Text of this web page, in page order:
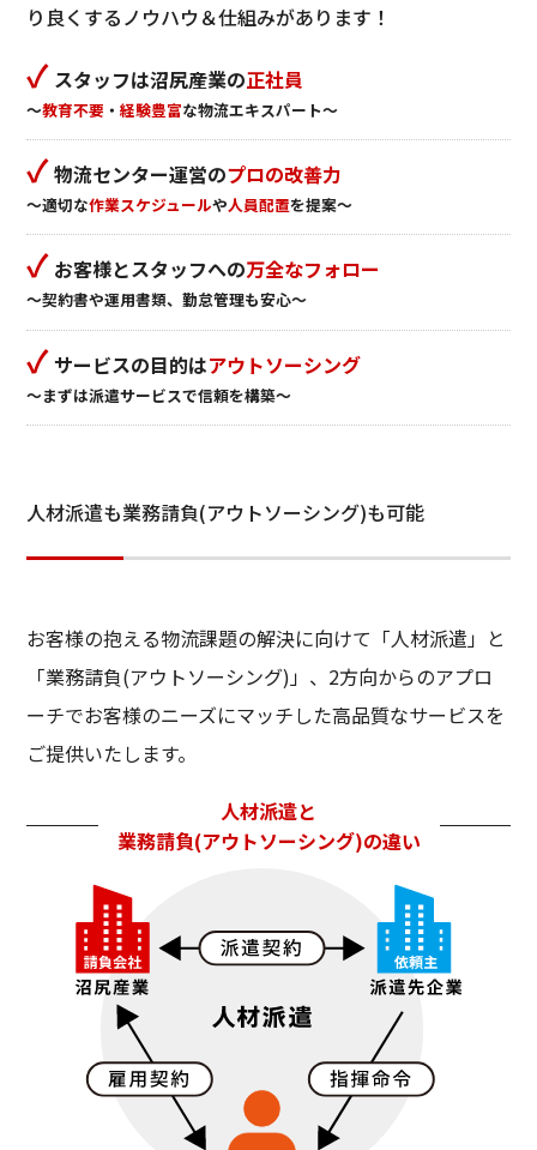
り良くするノウハウ＆仕組みがあります！
✓ スタッフは沼尻産業の正社員
～教育不要 ・経験豊富な物流エキスパート～
✓物流センター運営のプロの改善力
～適切な作業スケジュールや人員配置を提案～
✓ お客様とスタッフへの万全なフォロー
～契約書や運用書類、勤怠管理も安心～
✓ サービスの目的はアウトソーシング
～まずは派遣サービスで信頼を構築～
人材派遣も業務請負(アウトソーシング)も可能
お客様の抱える物流課題の解決に向けて「人材派遣」と
「業務請負(アウトソーシング)」、2方向からのアプロ
ーチでお客様のニーズにマッチした高品質なサービスを
ご提供いたします。
人材派遣と
業務請負(アウトソーシング)の違い